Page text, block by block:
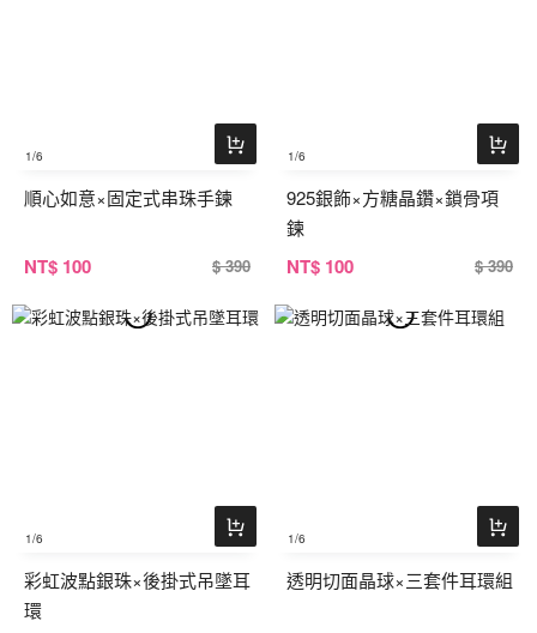
1/6
順心如意×固定式串珠手鍊
NT$ 100 $ 390
1/6
925銀飾×方糖晶鑽×鎖骨項
鍊
NT$ 100 $ 390
1/6
彩虹波點銀珠×後掛式吊墜耳
環
1/6
透明切面晶球×三套件耳環組